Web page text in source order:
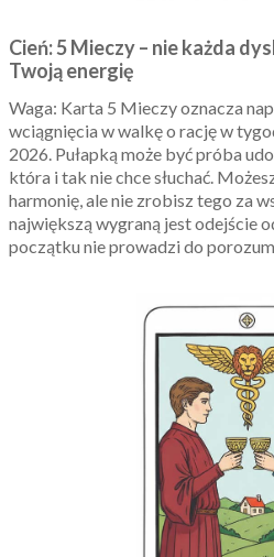
Cień: 5 Mieczy – nie każda
Twoją energię
Waga: Karta 5 Mieczy oznacza
wciągnięcia w walkę o rację w
2026. Pułapką może być próba
która i tak nie chce słuchać.
harmonię, ale nie zrobisz tego za
największą wygraną jest odejście
początku nie prowadzi do